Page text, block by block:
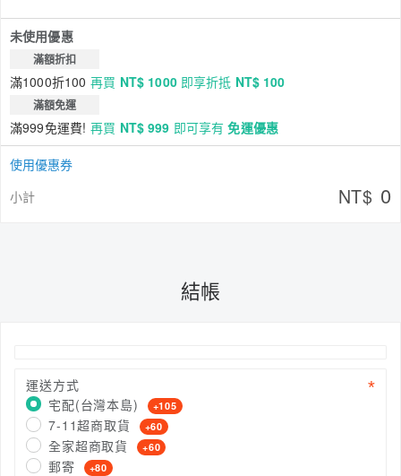
未使用優惠
滿額折扣
滿1000折100 再買 NT$ 1000即享折抵 NT$ 100
滿額免運
滿999免運費! 再買 NT$ 999 即可享有免運優惠
使用優惠券
小計
NT$ 0
結帳
運送方式
宅配(台灣本島)
+105
7-11超商取貨 +60
全家超商取貨 +60
郵寄 +80